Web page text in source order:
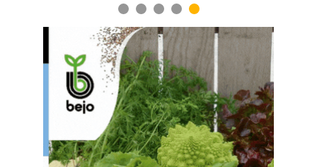
1 2 3 4 5